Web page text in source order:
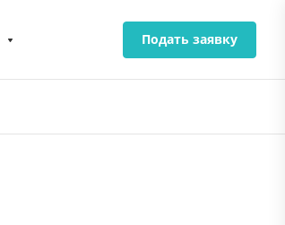
Подать заявку